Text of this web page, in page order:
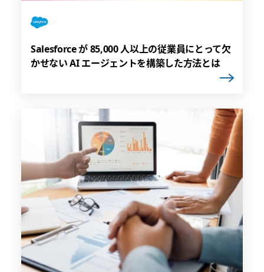
Salesforce が 85,000 人以上の従業員にとって欠
かせない AI エージェントを構築した方法とは